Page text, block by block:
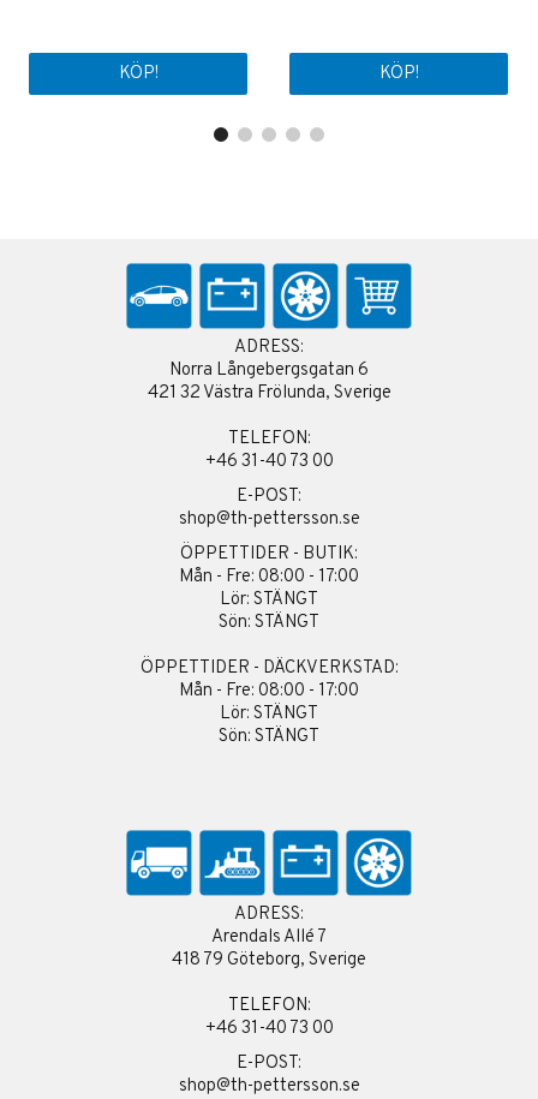
KÖP! KÖP!
ADRESS:
Norra Långebergsgatan 6
421 32 Västra Frölunda, Sverige
TELEFON:
+46 31-40 73 00
E-POST:
shop@th-pettersson.se
ÖPPETTIDER - BUTIK:
Mån - Fre: 08:00 - 17:00
Lör: STÄNGT
Sön: STÄNGT
ÖPPETTIDER - DÄCKVERKSTAD:
Mån - Fre: 08:00 - 17:00
Lör: STÄNGT
Sön: STÄNGT
ADRESS:
Arendals Allé 7
418 79 Göteborg, Sverige
TELEFON:
+46 31-40 73 00
E-POST:
shop@th-pettersson.se